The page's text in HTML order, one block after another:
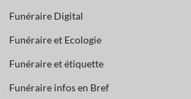
Funéraire Digital
Funéraire et Ecologie
Funéraire et étiquette
Funéraire infos en Bref